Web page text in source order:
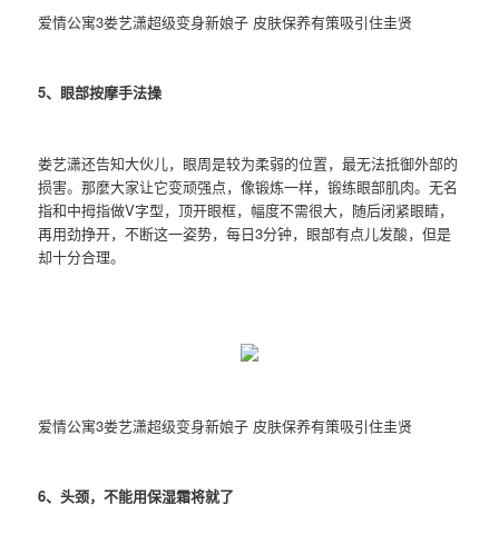
爱情公寓3娄艺潇超级变身新娘子 皮肤保养有策吸引住圭贤
5、眼部按摩手法操
娄艺潇还告知大伙儿，眼周是较为柔弱的位置，最无法抵御外部的
损害。那麼大家让它变顽强点，像锻炼一样，锻练眼部肌肉。无名
指和中拇指做V字型，顶开眼框，幅度不需很大，随后闭紧眼睛，
再用劲挣开，不断这一姿势，每日3分钟，眼部有点儿发酸，但是
却十分合理。
爱情公寓3娄艺潇超级变身新娘子 皮肤保养有策吸引住圭贤
6、头颈，不能用保湿霜将就了